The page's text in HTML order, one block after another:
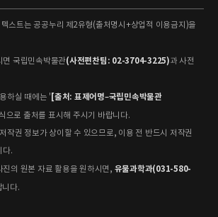
스트는 공공누리 제2유형(출처명시+상업적 이용금지)을
면 국립민속박물관(사전편찬팀: 02-3704-3225)과 사전
하실 때에는 ' [출처: 표제어명–국립민속박물관
으로 출처를 표시해 주시기 바랍니다.
작권 정보가 상이할 수 있으므로, 이용 전 반드시 저작권
다.
진의 원본 자료 활용을 원하시면, 유물과학과(031-580-
니다.